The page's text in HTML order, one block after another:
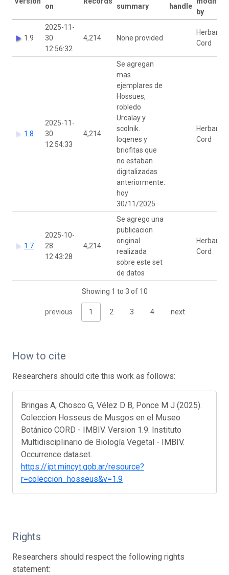
on
summary
handle
by
1.9
2025-11-
30
12:56:32
4,214 None provided
Herbario
Cord
1.8
2025-11-
30
12:54:33
4,214
Se agregan
mas
ejemplares de
Hossues,
robledo
Urcalay y
scolnik.
loqenes y
briofitas que
no estaban
digitalizadas
anteriormente.
hoy
30/11/2025
Herbario
Cord
1.7
2025-10-
28
12:43:28
4,214
Se agrego una
publicacion
original
realizada
sobre este set
de datos
Herbario
Cord
Showing 1 to 3 of 10
previous 1 2 3 4 next
How to cite
Researchers should cite this work as follows:
Bringas A, Chosco G, Vélez D B, Ponce M J (2025).
Coleccion Hosseus de Musgos en el Museo
Botánico CORD - IMBIV. Version 1.9. Instituto
Multidisciplinario de Biología Vegetal - IMBIV.
Occurrence dataset.
https://ipt.mincyt.gob.ar/resource?
r=coleccion_hosseus&v=1.9
Rights
Researchers should respect the following rights
statement: